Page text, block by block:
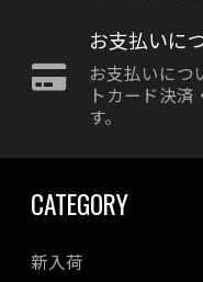
お支払いに
お支払いにつ
トカード決
す。
CATEGORY
新入荷